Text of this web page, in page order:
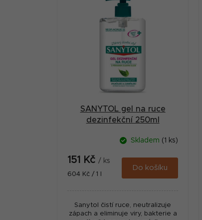
SANYTOL gel na ruce
dezinfekční 250ml
Skladem (1 ks)
151 Kč / ks
Měrná
604 Kč / 1 l
Do košíku
Sanytol čistí ruce, neutralizuje
zápach a eliminuje viry, bakterie a